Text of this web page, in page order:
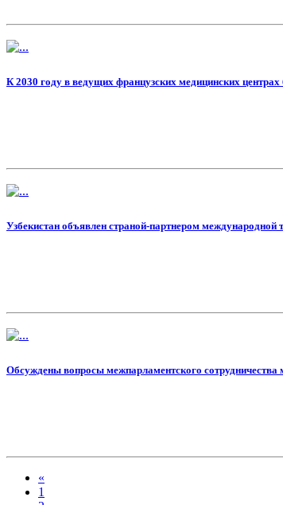
К 2030 году в ведущих французских медицинских
Узбекистан объявлен страной-партнером
Обсуждены вопросы межпарламентского
«
1